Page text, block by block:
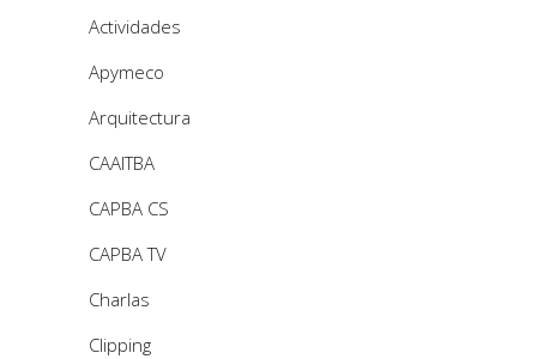
Actividades
Apymeco
Arquitectura
CAAITBA
CAPBA CS
CAPBA TV
Charlas
Clipping